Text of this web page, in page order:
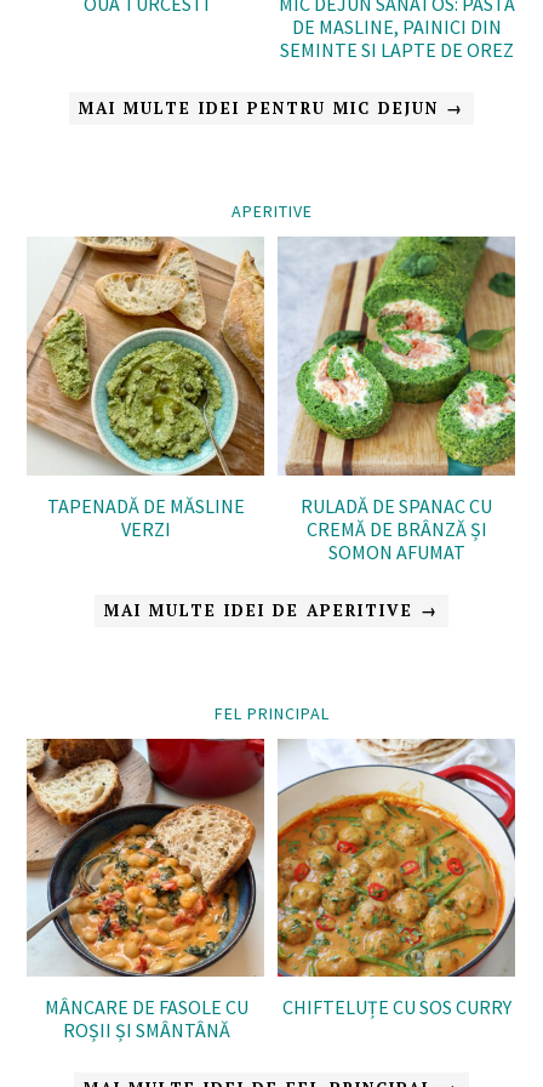
DE MASLINE, PAINICI DIN
SEMINTE SI LAPTE DE OREZ
MAI MULTE IDEI PENTRU MIC DEJUN →
APERITIVE
TAPENADĂ DE MĂSLINE
VERZI
RULADĂ DE SPANAC CU
CREMĂ DE BRÂNZĂ ȘI
SOMON AFUMAT
MAI MULTE IDEI DE APERITIVE →
FEL PRINCIPAL
MÂNCARE DE FASOLE CU
ROȘII ȘI SMÂNTÂNĂ
CHIFTELUȚE CU SOS CURRY